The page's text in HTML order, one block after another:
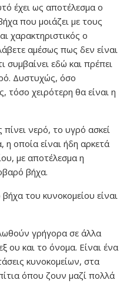
έχει ως αποτέλεσμα ο
που μοιάζει με τους
χαρακτηριστικός ο
αμέσως πως δεν είναι
συμβαίνει εδώ και πρέπει
Δυστυχώς, όσο
τόσο χειρότερη θα είναι η
νερό, το υγρό ασκεί
η οποία είναι ήδη αρκετά
με αποτέλεσμα η
βήχα.
του κυνοκομείου είναι
γρήγορα σε άλλα
ου και το όνομα. Είναι ένα
κυνοκομείων, στα
όπου ζουν μαζί πολλά